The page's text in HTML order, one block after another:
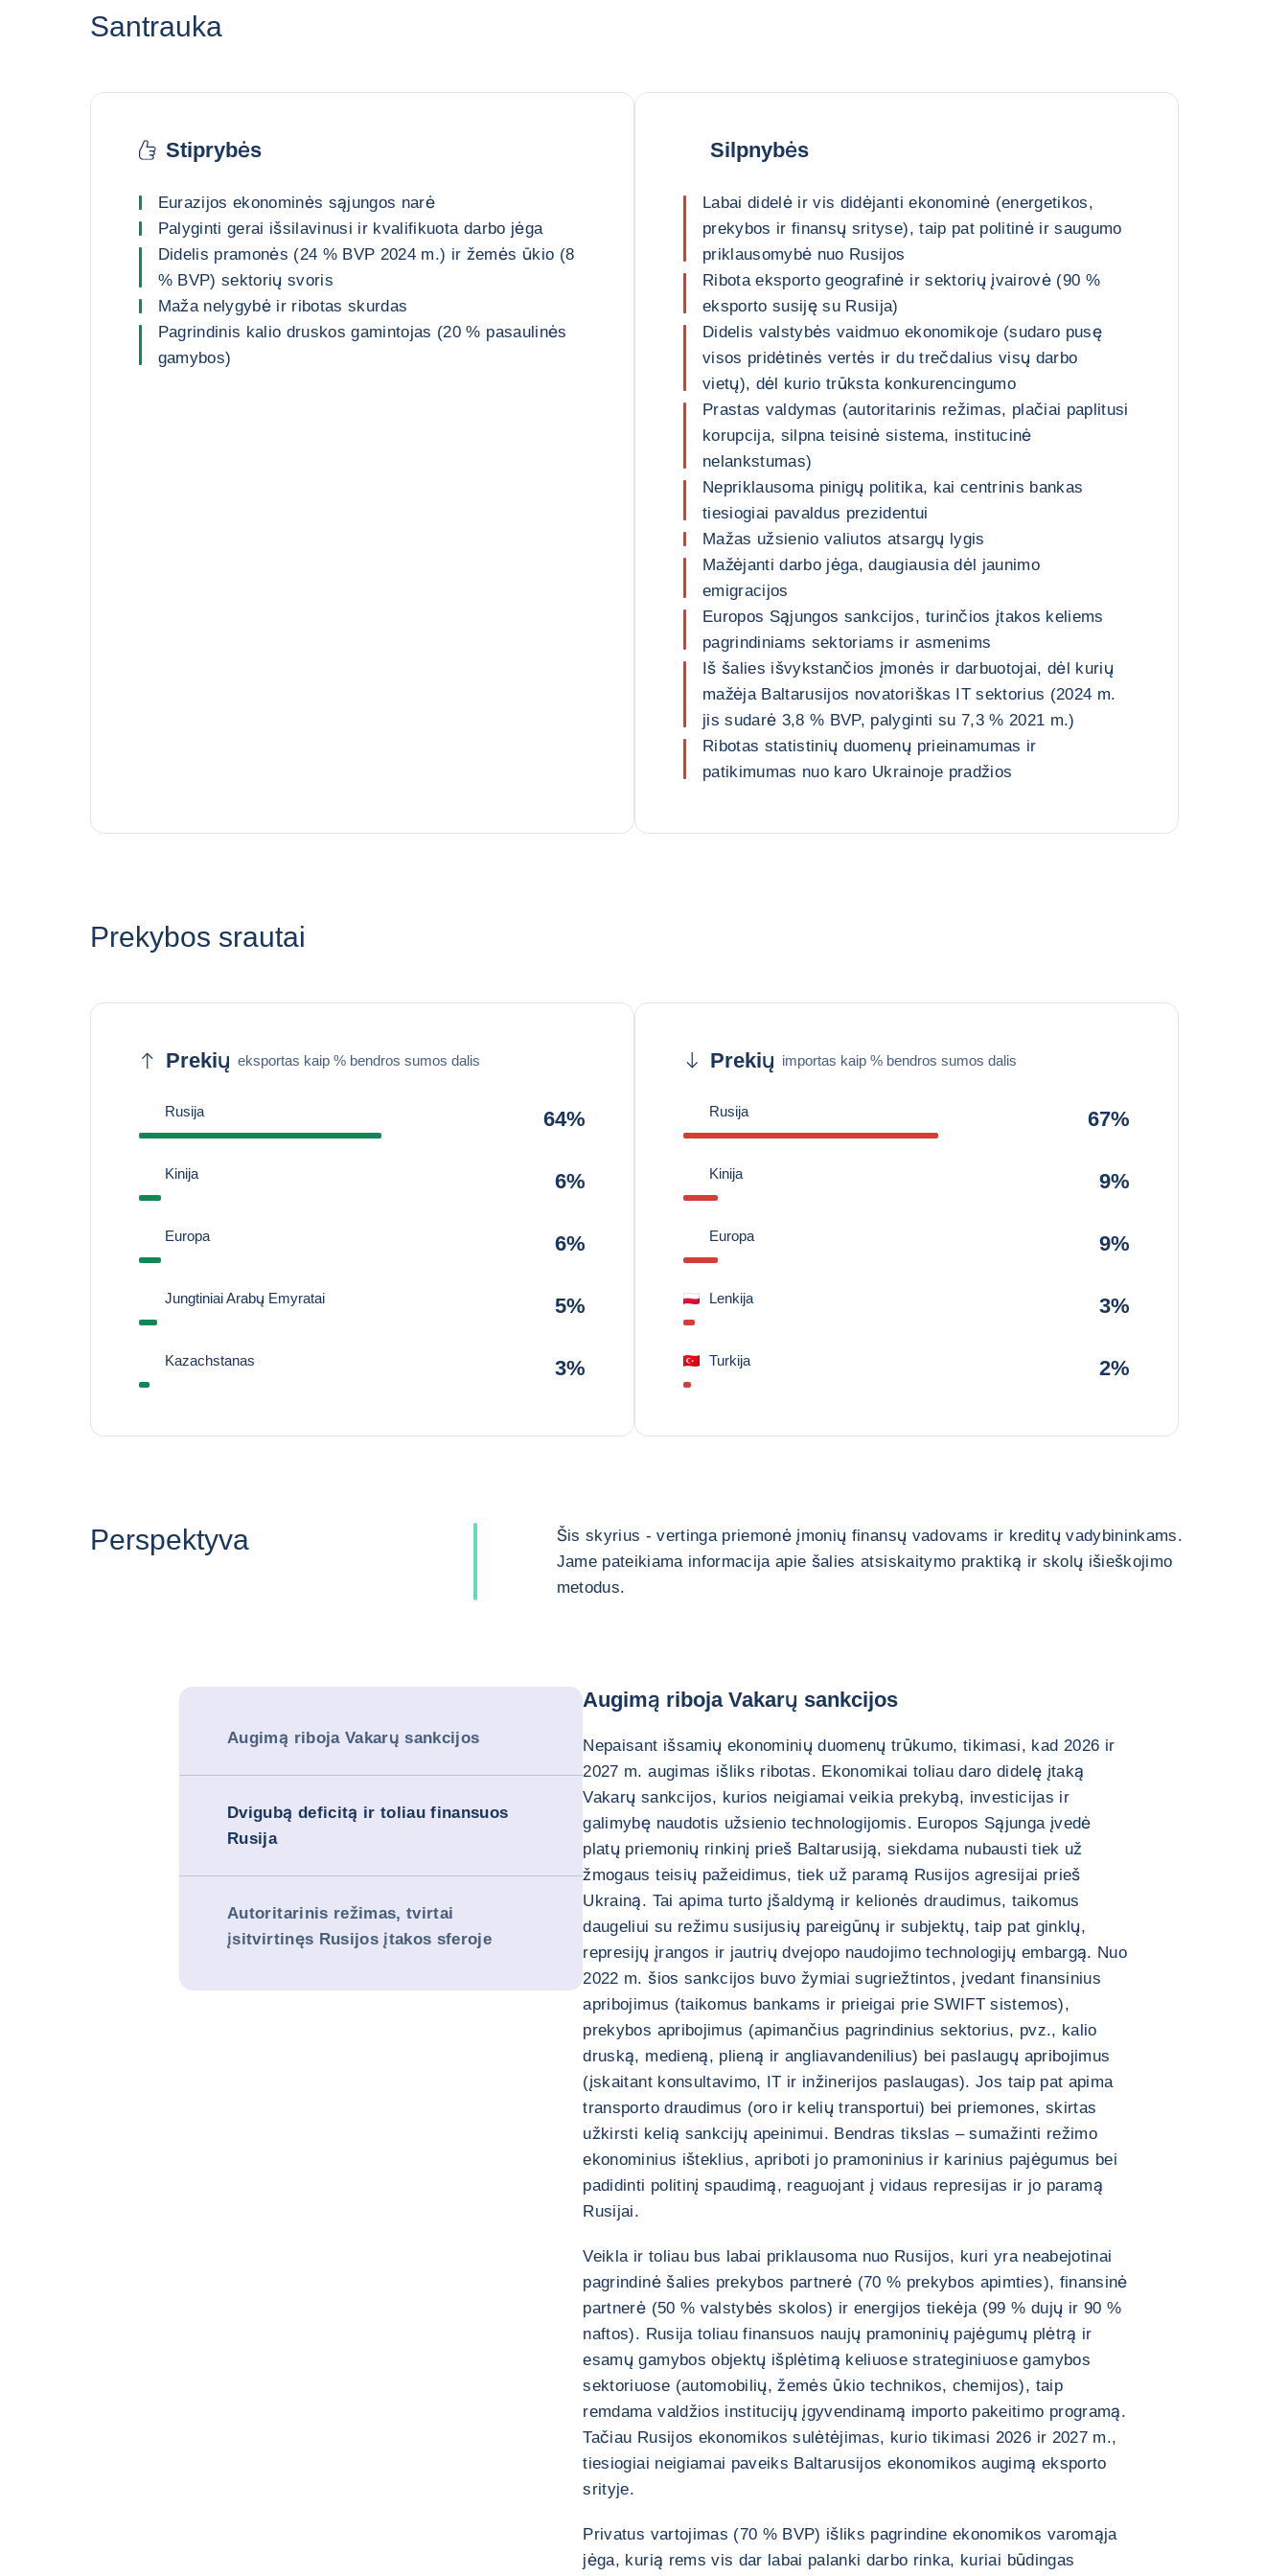
Santrauka
Stiprybės
Eurazijos ekonominės sąjungos narė
Palyginti gerai išsilavinusi ir kvalifikuota darbo jėga
Didelis pramonės (24 % BVP 2024 m.) ir žemės ūkio (8
% BVP) sektorių svoris
Maža nelygybė ir ribotas skurdas
Pagrindinis kalio druskos gamintojas (20 % pasaulinės
gamybos)
Silpnybės
Labai didelė ir vis didėjanti ekonominė (energetikos,
prekybos ir finansų srityse), taip pat politinė ir saugumo
priklausomybė nuo Rusijos
Ribota eksporto geografinė ir sektorių įvairovė (90 %
eksporto susiję su Rusija)
Didelis valstybės vaidmuo ekonomikoje (sudaro pusę
visos pridėtinės vertės ir du trečdalius visų darbo
vietų), dėl kurio trūksta konkurencingumo
Prastas valdymas (autoritarinis režimas, plačiai paplitusi
korupcija, silpna teisinė sistema, institucinė
nelankstumas)
Nepriklausoma pinigų politika, kai centrinis bankas
tiesiogiai pavaldus prezidentui
Mažas užsienio valiutos atsargų lygis
Mažėjanti darbo jėga, daugiausia dėl jaunimo
emigracijos
Europos Sąjungos sankcijos, turinčios įtakos keliems
pagrindiniams sektoriams ir asmenims
Iš šalies išvykstančios įmonės ir darbuotojai, dėl kurių
mažėja Baltarusijos novatoriškas IT sektorius (2024 m.
jis sudarė 3,8 % BVP, palyginti su 7,3 % 2021 m.)
Ribotas statistinių duomenų prieinamumas ir
patikimumas nuo karo Ukrainoje pradžios
Prekybos srautai
Prekių eksportas kaip % bendros sumos dalis
Rusija 64%
Kinija 6%
Europa 6%
Jungtiniai Arabų Emyratai 5%
Kazachstanas 3%
Prekių importas kaip % bendros sumos dalis
Rusija 67%
Kinija 9%
Europa 9%
Lenkija 3%
Turkija 2%
Perspektyva
Šis skyrius - vertinga priemonė įmonių finansų vadovams ir kreditų vadybininkams.
Jame pateikiama informacija apie šalies atsiskaitymo praktiką ir skolų išieškojimo
metodus.
Augimą riboja Vakarų sankcijos
Dvigubą deficitą ir toliau finansuos
Rusija
Autoritarinis režimas, tvirtai
įsitvirtinęs Rusijos įtakos sferoje
Augimą riboja Vakarų sankcijos
Nepaisant išsamių ekonominių duomenų trūkumo, tikimasi, kad 2026 ir
2027 m. augimas išliks ribotas. Ekonomikai toliau daro didelę įtaką
Vakarų sankcijos, kurios neigiamai veikia prekybą, investicijas ir
galimybę naudotis užsienio technologijomis. Europos Sąjunga įvedė
platų priemonių rinkinį prieš Baltarusiją, siekdama nubausti tiek už
žmogaus teisių pažeidimus, tiek už paramą Rusijos agresijai prieš
Ukrainą. Tai apima turto įšaldymą ir kelionės draudimus, taikomus
daugeliui su režimu susijusių pareigūnų ir subjektų, taip pat ginklų,
represijų įrangos ir jautrių dvejopo naudojimo technologijų embargą. Nuo
2022 m. šios sankcijos buvo žymiai sugriežtintos, įvedant finansinius
apribojimus (taikomus bankams ir prieigai prie SWIFT sistemos),
prekybos apribojimus (apimančius pagrindinius sektorius, pvz., kalio
druską, medieną, plieną ir angliavandenilius) bei paslaugų apribojimus
(įskaitant konsultavimo, IT ir inžinerijos paslaugas). Jos taip pat apima
transporto draudimus (oro ir kelių transportui) bei priemones, skirtas
užkirsti kelią sankcijų apeinimui. Bendras tikslas – sumažinti režimo
ekonominius išteklius, apriboti jo pramoninius ir karinius pajėgumus bei
padidinti politinį spaudimą, reaguojant į vidaus represijas ir jo paramą
Rusijai.
Veikla ir toliau bus labai priklausoma nuo Rusijos, kuri yra neabejotinai
pagrindinė šalies prekybos partnerė (70 % prekybos apimties), finansinė
partnerė (50 % valstybės skolos) ir energijos tiekėja (99 % dujų ir 90 %
naftos). Rusija toliau finansuos naujų pramoninių pajėgumų plėtrą ir
esamų gamybos objektų išplėtimą keliuose strateginiuose gamybos
sektoriuose (automobilių, žemės ūkio technikos, chemijos), taip
remdama valdžios institucijų įgyvendinamą importo pakeitimo programą.
Tačiau Rusijos ekonomikos sulėtėjimas, kurio tikimasi 2026 ir 2027 m.,
tiesiogiai neigiamai paveiks Baltarusijos ekonomikos augimą eksporto
srityje.
Privatus vartojimas (70 % BVP) išliks pagrindine ekonomikos varomąja
jėga, kurią rems vis dar labai palanki darbo rinka, kuriai būdingas